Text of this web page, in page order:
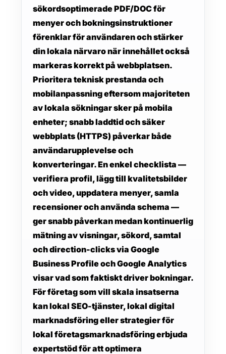
sökordsoptimerade PDF/DOC för
menyer och bokningsinstruktioner
förenklar för användaren och stärker
din lokala närvaro när innehållet också
markeras korrekt på webbplatsen.
Prioritera teknisk prestanda och
mobilanpassning eftersom majoriteten
av lokala sökningar sker på mobila
enheter; snabb laddtid och säker
webbplats (HTTPS) påverkar både
användarupplevelse och
konverteringar. En enkel checklista —
verifiera profil, lägg till kvalitetsbilder
och video, uppdatera menyer, samla
recensioner och använda schema —
ger snabb påverkan medan kontinuerlig
mätning av visningar, sökord, samtal
och direction-clicks via Google
Business Profile och Google Analytics
visar vad som faktiskt driver bokningar.
För företag som vill skala insatserna
kanlokal SEO-tjänster,lokal digital
marknadsföringeller strategier för
lokal företagsmarknadsföringerbjuda
expertstöd för att optimera